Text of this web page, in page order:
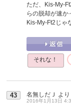
ただ、Kis-My-
らの脱却が速
Kis-My-Ft2じゃ
それな！
43 名無しだＪ より
2016年1月13日